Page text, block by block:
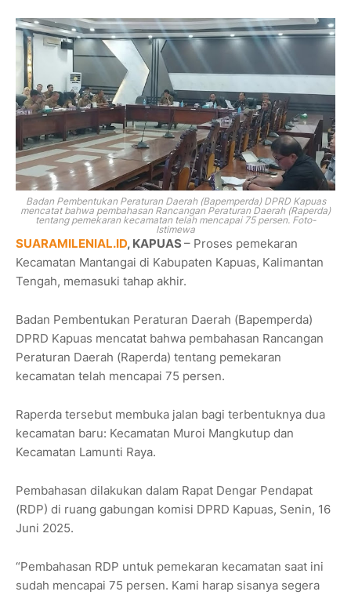
Badan Pembentukan Peraturan Daerah (Bapemperda) DPRD Kapuas
mencatat bahwa pembahasan Rancangan Peraturan Daerah (Raperda)
tentang pemekaran kecamatan telah mencapai 75 persen. Foto-
Istimewa
SUARAMILENIAL.ID, KAPUAS – Proses pemekaran
Kecamatan Mantangai di Kabupaten Kapuas, Kalimantan
Tengah, memasuki tahap akhir.
Badan Pembentukan Peraturan Daerah (Bapemperda)
DPRD Kapuas mencatat bahwa pembahasan Rancangan
Peraturan Daerah (Raperda) tentang pemekaran
kecamatan telah mencapai 75 persen.
Raperda tersebut membuka jalan bagi terbentuknya dua
kecamatan baru: Kecamatan Muroi Mangkutup dan
Kecamatan Lamunti Raya.
Pembahasan dilakukan dalam Rapat Dengar Pendapat
(RDP) di ruang gabungan komisi DPRD Kapuas, Senin, 16
Juni 2025.
“Pembahasan RDP untuk pemekaran kecamatan saat ini
sudah mencapai 75 persen. Kami harap sisanya segera